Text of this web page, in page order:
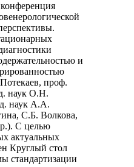
и
проф.
наук О.Н.
наук А.А.
С.Б. Волкова,
С целью
актуальных
Круглый стол
стандартизации